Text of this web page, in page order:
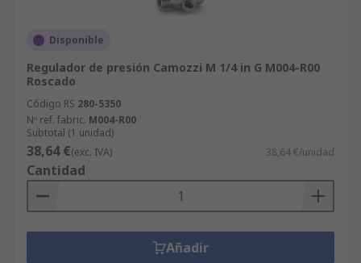
Disponible
Regulador de presión Camozzi M 1/4 in G M004-R00
Roscado
Código RS 280-5350
Nº ref. fabric. M004-R00
Subtotal (1 unidad)
38,64 €(exc. IVA) 38,64 €/unidad
Cantidad
Añadir